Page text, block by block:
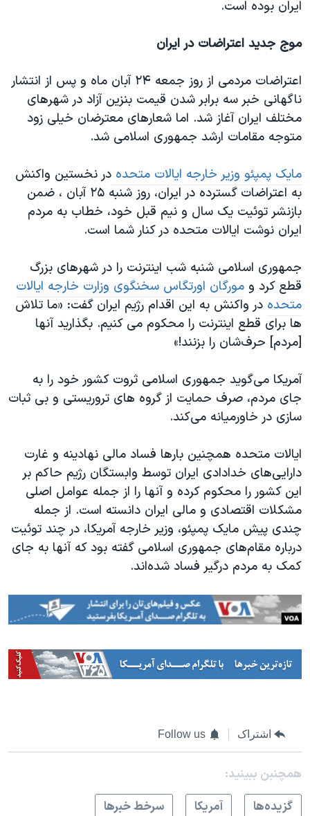
ایران بوده است.
موج جدید اعتراضات در ایران
اعتراضات مردمی از روز جمعه ۲۴ آبان ماه و پس از انتشار
ناگهانی خبر سه برابر شدن قیمت بنزین آزاد در شهرهای
مختلف ایران آغاز شد. اما شعارهای معترضان خیلی زود
متوجه مقامات ارشد جمهوری اسلامی شد.
مایک پمپئو وزیر خارجه ایالات متحده در نخستین واکنش
به اعتراضات گسترده در ایران، روز شنبه ۲۵ آبان ، ضمن
بازنشر توئیت یک سال و نیم قبل خود، خطاب به مردم
ایران نوشت ایالات متحده در کنار شما است.
جمهوری اسلامی شنبه شب اینترنت را در شهرهای بزرگ
قطع کرد و مورگان اورتگاس سخنگوی وزارت خارجه ایالات
متحده در واکنش به این اقدام رژیم ایران گفت: «ما تلاش
ها برای قطع اینترنت را محکوم می کنیم. بگذارید آنها
[مردم] حرف‌شان را بزنند!»
آمریکا می‌گوید جمهوری اسلامی ثروت کشور خود را به
جای مردم، صرف حمایت از گروه های تروریستی و بی ثبات
سازی در خاورمیانه می‌کند.
ایالات متحده همچنین بارها فساد مالی نهادینه و غارت
دارایی‌های خدادادی ایران توسط وابستگان رژیم حاکم بر
این کشور را محکوم کرده و آنها را از جمله عوامل اصلی
مشکلات اقتصادی و مالی ایران دانسته است. از جمله
چندی پیش مایک پمپئو، وزیر خارجه آمریکا، در چند توئیت
درباره مقام‌های جمهوری اسلامی گفته بود که آنها به جای
کمک به مردم درگیر فساد شده‌اند.
اشتراک Follow us
همچنبن ببینید:
گزيده‌ها
آمريکا سرخط خبرها